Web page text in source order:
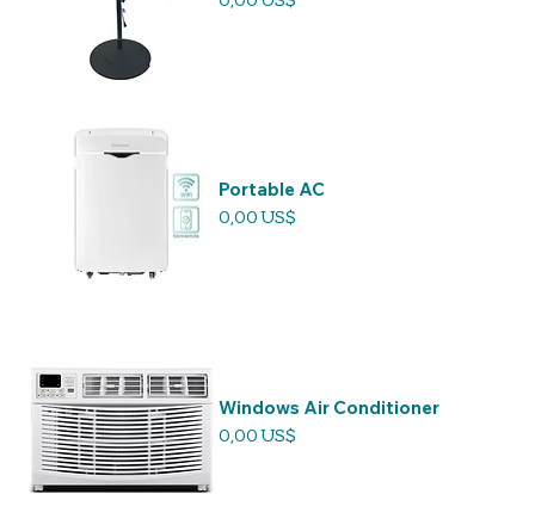
Portable AC
Precio
0,00 US$
Windows Air Conditioner
Precio
0,00 US$